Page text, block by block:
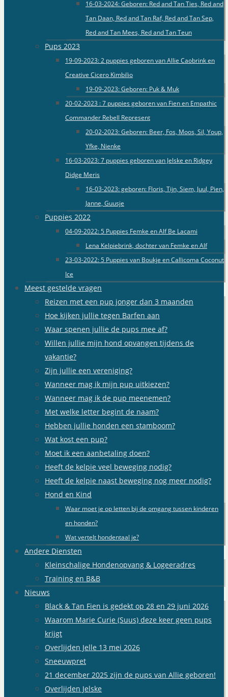
16-03-2024: Geboren: Red and Tan Ties, Red and
Tan Daan, Red and Tan Raf, Red and Tan Sep,
Red and Tan Mees, Red and Tan Teun
Pups 2023
19-09-2023: 2 puppies geboren van Allie Caobrink en
Creative Cicero Kimbilio
19-09-2023: Geboren: Puk & Muk
20-02-2023 : 7 puppies geboren van Fien en Empathic
Commander Rebell Represent
20-02-2023: Geboren: Beer, Fos, Moos, Sil, Youp,
Yfke, Nienke
16-03-2023: 7 puppies geboren van Jelske en Ridgey
Didge Meris
16-03-2023: geboren: Floris, Tijn, Siem, Juul, Pien,
Janne, Guusje
Puppies 2022
04-09-2022: 5 Puppies Femke en Alf Be Lacami
Lena Kelpiebrink, dochter van Femke en Alf
23-03-2022: 5 Puppies van Boukje en Callicoma Coconut
Ice
Meest gestelde vragen
Reizen met een pup jonger dan 3 maanden
Hoe kijken jullie tegen Barfen aan
Waar spenen jullie de pups mee af?
Willen jullie mijn hond opvangen tijdens de
vakantie?
Zijn jullie een vereniging?
Wanneer mag ik mijn pup uitkiezen?
Wanneer mag ik de pup meenemen?
Met welke letter begint de naam?
Hebben jullie honden een stamboom?
Wat kost een pup?
Moet ik een aanbetaling doen?
Heeft de kelpie veel beweging nodig?
Heeft de kelpie naast beweging nog meer nodig?
Hond en Kind
Waar moet je op letten bij de omgang tussen kinderen
en honden?
Wat vertelt hondentaal je?
Andere Diensten
Kleinschalige Hondenopvang & Logeeradres
Training en B&B
Nieuws
Black & Tan Fien is gedekt op 28 en 29 juni 2026
Waarom Marie Curie (Suus) deze keer geen pups
krijgt
Overlijden Jelle 13 mei 2026
Sneeuwpret
21 december 2025 zijn de pups van Allie geboren!
Overlijden Jelske